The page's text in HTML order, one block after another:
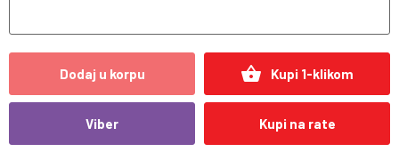
Dodaj u korpu shopping_basket Kupi 1-klikom
Viber Kupi na rate